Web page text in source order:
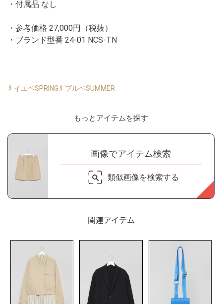
・付属品 なし
・参考価格 27,000円（税抜）
・ブランド型番 24-01 NCS-TN
# イエベSPRING# ブルベSUMMER
もっとアイテムを探す
画像でアイテム検索
類似画像を検索する
関連アイテム